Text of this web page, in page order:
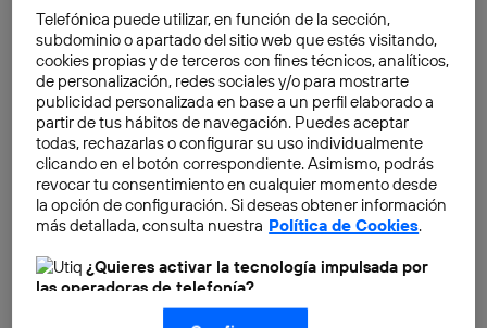
actividades que hasta ahora eran terreno exclusivo de
las personas.
Aunque hay un debate sobre las capacidades de los
sistemas inteligentes, lo que todo el mundo reconoce
es que los ordenadores son muy superiores a
nosotros a la hora de realizar operaciones, son
capaces de hacer millones de ellas en tan solo un
segundo. Además, tienen una precisión muy alta, lo
que les lleva a que sean imbatibles para la realización
de ciertas actividades; no tendría ningún sentido
poner a competir a un matemático, por muy bueno
Telefónica puede utilizar, en función de la sección,
subdominio o apartado del sitio web que estés visitando,
cookies propias y de terceros con fines técnicos, analíticos,
de personalización, redes sociales y/o para mostrarte
publicidad personalizada en base a un perfil elaborado a
partir de tus hábitos de navegación. Puedes aceptar
todas, rechazarlas o configurar su uso individualmente
clicando en el botón correspondiente. Asimismo, podrás
revocar tu consentimiento en cualquier momento desde
la opción de configuración. Si deseas obtener información
más detallada, consulta nuestra Política de Cookies.
¿Quieres activar la tecnología impulsada por
las operadoras de telefonía?
Nosotros, Telefónica S.A., utilizamos la tecnología Utiq para